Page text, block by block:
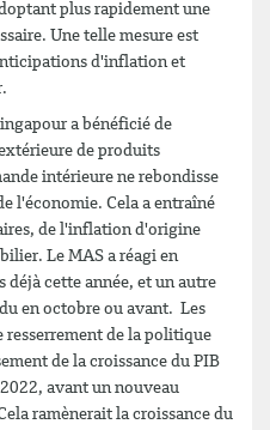
plus rapidement une
Une telle mesure est
d'inflation et
a bénéficié de
de produits
intérieure ne rebondisse
l'économie. Cela a entraîné
de l'inflation d'origine
Le MAS a réagi en
déjà cette année, et un autre
en octobre ou avant. Les
de la politique
de la croissance du PIB
avant un nouveau
ramènerait la croissance du